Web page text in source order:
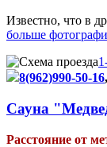
Известно, что в
больше
8(962)990-50-16,
Сауна
Расстояние от